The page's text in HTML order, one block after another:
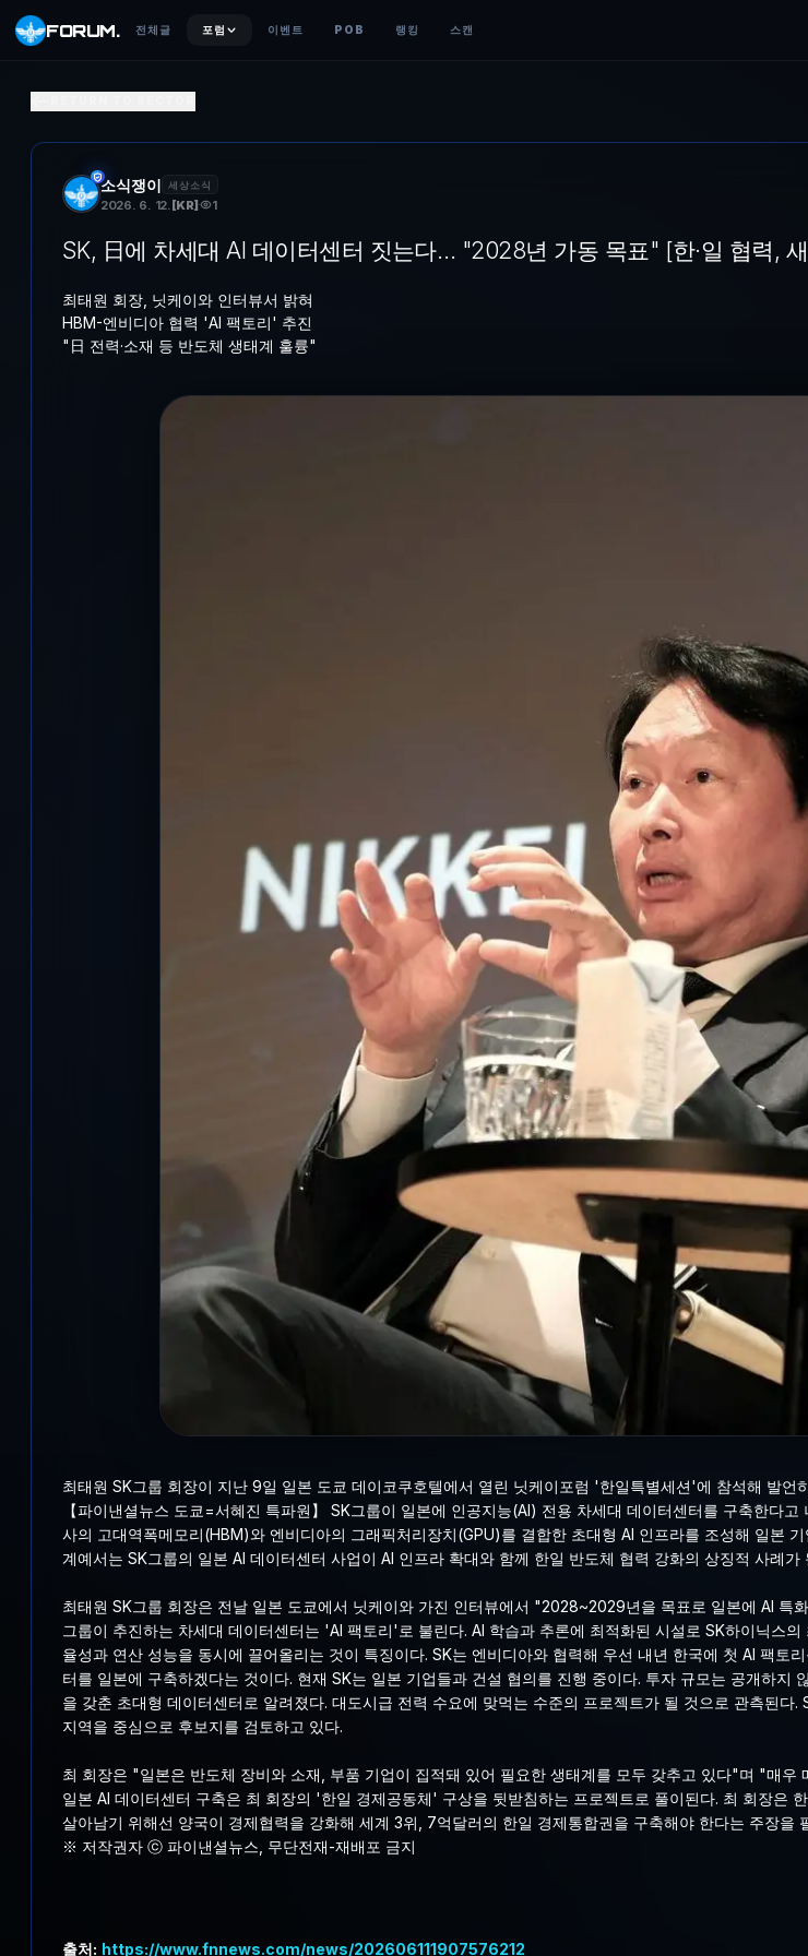
FORUM. 전체글 포럼 이벤트 POB 랭킹 스캔
최태원 회장, 닛케이와 인터뷰서 밝혀 HBM-엔비디아 협력 'AI 팩토리' 추진"日 전력·소재 등 반도체 생태계 훌
소식쟁이 세상소식
2026. 6. 12. [KR] 1
SK, 日에 차세대 AI 데이터센터 짓는다… "2028년 가동 목표" [한·일 협력,
최태원 회장, 닛케이와 인터뷰서 밝혀
HBM-엔비디아 협력 'AI 팩토리' 추진
"日 전력·소재 등 반도체 생태계 훌륭"
최태원 SK그룹 회장이 지난 9일 일본 도쿄 데이코쿠호텔에서 열린 닛케이포럼 '한일특별세션'에 참석해 발언
【파이낸셜뉴스 도쿄=서혜진 특파원】 SK그룹이 일본에 인공지능(AI) 전용 차세대 데이터센터를 구축한다
사의 고대역폭메모리(HBM)와 엔비디아의 그래픽처리장치(GPU)를 결합한 초대형 AI 인프라를 조성해 일본
계예서는 SK그룹의 일본 AI 데이터센터 사업이 AI 인프라 확대와 함께 한일 반도체 협력 강화의 상징적 사례가
최태원 SK그룹 회장은 전날 일본 도쿄에서 닛케이와 가진 인터뷰에서 "2028~2029년을 목표로 일본에 AI 특
그룹이 추진하는 차세대 데이터센터는 'AI 팩토리'로 불린다. AI 학습과 추론에 최적화된 시설로 SK하이닉스
율성과 연산 성능을 동시에 끌어올리는 것이 특징이다. SK는 엔비디아와 협력해 우선 내년 한국에 첫 AI 팩토
터를 일본에 구축하겠다는 것이다. 현재 SK는 일본 기업들과 건설 협의를 진행 중이다. 투자 규모는 공개하지
을 갖춘 초대형 데이터센터로 알려졌다. 대도시급 전력 수요에 맞먹는 수준의 프로젝트가 될 것으로 관측된다
지역을 중심으로 후보지를 검토하고 있다.
최 회장은 "일본은 반도체 장비와 소재, 부품 기업이 집적돼 있어 필요한 생태계를 모두 갖추고 있다"며 "매우
일본 AI 데이터센터 구축은 최 회장의 '한일 경제공동체' 구상을 뒷받침하는 프로젝트로 풀이된다. 최 회장은
살아남기 위해선 양국이 경제협력을 강화해 세계 3위, 7억달러의 한일 경제통합권을 구축해야 한다는 주장을
※ 저작권자 ⓒ 파이낸셜뉴스, 무단전재-재배포 금지
출처: https://www.fnnews.com/news/202606111907576212